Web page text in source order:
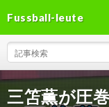
Fussball-leute
三笘薫が圧